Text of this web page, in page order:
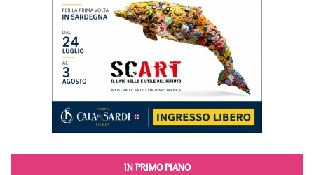
IN PRIMO PIANO